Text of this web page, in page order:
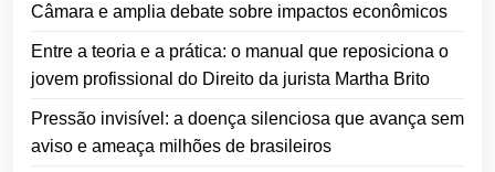
Câmara e amplia debate sobre impactos econômicos
Entre a teoria e a prática: o manual que reposiciona o
jovem profissional do Direito da jurista Martha Brito
Pressão invisível: a doença silenciosa que avança sem
aviso e ameaça milhões de brasileiros